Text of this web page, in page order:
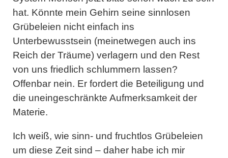
hat. Könnte mein Gehirn seine sinnlosen
Grübeleien nicht einfach ins
Unterbewusstsein (meinetwegen auch ins
Reich der Träume) verlagern und den Rest
von uns friedlich schlummern lassen?
Offenbar nein. Er fordert die Beteiligung und
die uneingeschränkte Aufmerksamkeit der
Materie.
Ich weiß, wie sinn- und fruchtlos Grübeleien
um diese Zeit sind – daher habe ich mir